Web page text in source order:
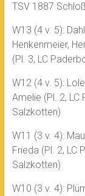
TSV 1887
W13 (4 v. 5):
Henkenmeier,
(Pl. 3, LC
W12 (4 v. 5):
Amelie (Pl. 2, LC
Salzkotten)
W11 (3 v. 4):
Frieda (Pl. 2, LC
Salzkotten)
W10 (3 v. 4):